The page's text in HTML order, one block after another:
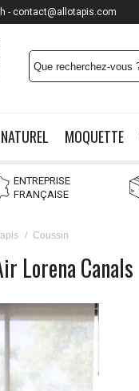
MOQUETTE
ENTREPRISE
FRANÇAISE
/ Coussin
Lorena Canals
- contact@allotapis.com